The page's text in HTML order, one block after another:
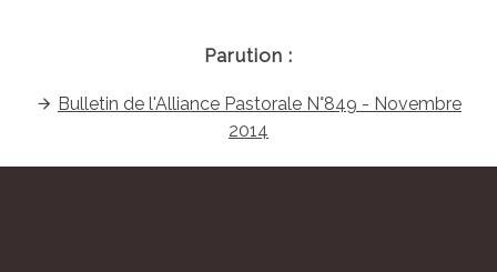
Parution :
Bulletin de l'Alliance Pastorale N°849 - Novembre
2014